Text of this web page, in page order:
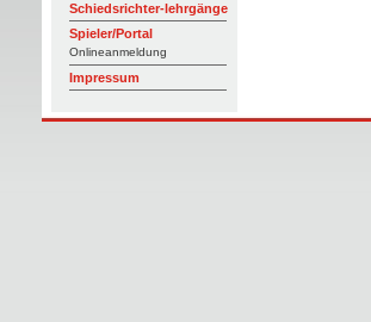
Schiedsrichter-lehrgänge
Spieler/Portal
Onlineanmeldung
Impressum